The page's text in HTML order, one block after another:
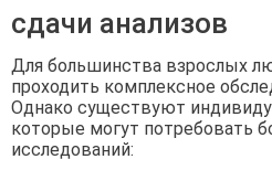
сдачи анализов
Для большинства взрослых
проходить комплексное
Однако существуют
которые могут потребовать
исследований: